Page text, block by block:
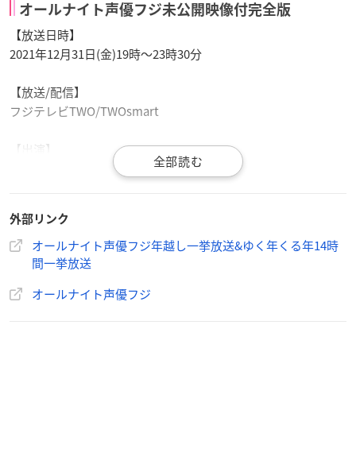
オールナイト声優フジ未公開映像付完全版
【放送日時】
2021年12月31日(金)19時〜23時30分
【放送/配信】
フジテレビTWO/TWOsmart
【出演】
阿座上洋平/伊東健人/
榊原優希/汐谷文康/高塚智人/仲村宗悟/新田杏樹/野津山幸宏/
濱健人/葉山翔太
※50音順・敬称略
外部リンク
オールナイト声優フジ年越し一挙放送&ゆく年くる年14時
間一挙放送
オールナイト声優フジ